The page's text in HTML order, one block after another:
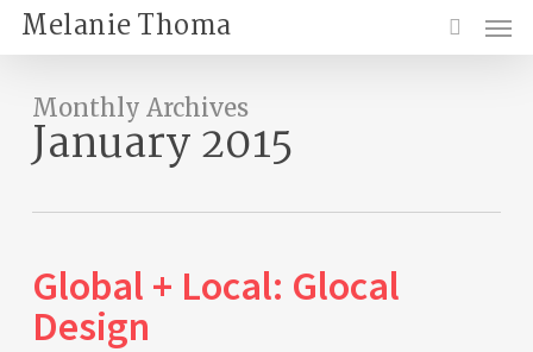
Skip
main
Melanie Thoma
search
Menu
Monthly Archives
January 2015
Global + Local: Glocal
Design